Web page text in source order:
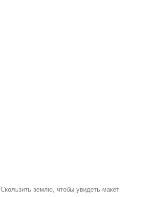
Скользить землю, чтобы увидеть макет